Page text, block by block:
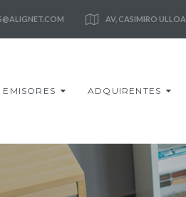
AV, CASIMIRO
EMISORES ADQUIRENTES